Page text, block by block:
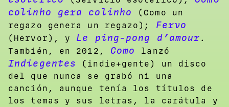
colinho gera colinho
(Como un
regazo genera un regazo); Fervo
(Hervor), y Le ping-pong d’amour .
También, en 2012, Como lanzó
Indiegentes
(indie+gente) un disco
del que nunca se grabó ni una
canción, aunque tenía los títulos de
los temas y sus letras, la carátula y